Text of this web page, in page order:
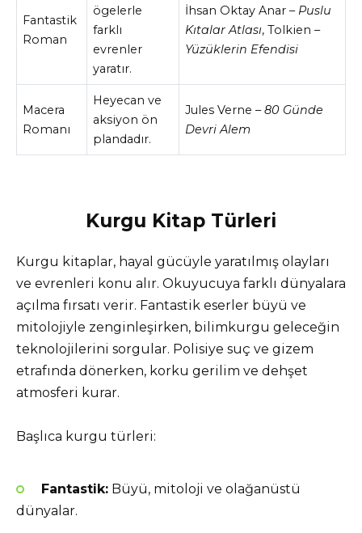
Fantastik
Roman
ögelerle
farklı
evrenler
yaratır.
İhsan Oktay Anar – Puslu
Kıtalar Atlası, Tolkien –
Yüzüklerin Efendisi
Macera
Romanı
Heyecan ve
aksiyon ön
plandadır.
Jules Verne –80 Günde
Devri Alem
Kurgu Kitap Türleri
Kurgu kitaplar, hayal gücüyle yaratılmış olayları
ve evrenleri konu alır. Okuyucuya farklı dünyalara
açılma fırsatı verir. Fantastik eserler büyü ve
mitolojiyle zenginleşirken, bilimkurgu geleceğin
teknolojilerini sorgular. Polisiye suç ve gizem
etrafında dönerken, korku gerilim ve dehşet
atmosferi kurar.
Başlıca kurgu türleri:
Fantastik:Büyü, mitoloji ve olağanüstü
dünyalar.